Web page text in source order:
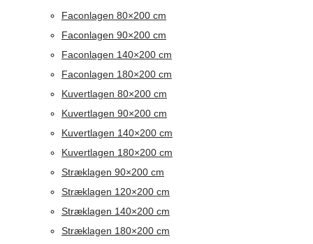
Faconlagen 80×200 cm
Faconlagen 90×200 cm
Faconlagen 140×200 cm
Faconlagen 180×200 cm
Kuvertlagen 80×200 cm
Kuvertlagen 90×200 cm
Kuvertlagen 140×200 cm
Kuvertlagen 180×200 cm
Stræklagen 90×200 cm
Stræklagen 120×200 cm
Stræklagen 140×200 cm
Stræklagen 180×200 cm